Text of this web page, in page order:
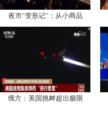
夜市“变形记”：从小商品
俄方：美国挑衅超出极限